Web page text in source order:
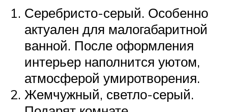
Серебристо-серый. Особенно
актуален для малогабаритной
ванной. После оформления
интерьер наполнится уютом,
атмосферой умиротворения.
Жемчужный, светло-серый.